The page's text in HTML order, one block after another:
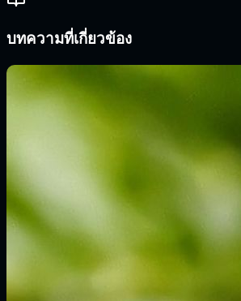
บทความที่เกี่ยวข้อง